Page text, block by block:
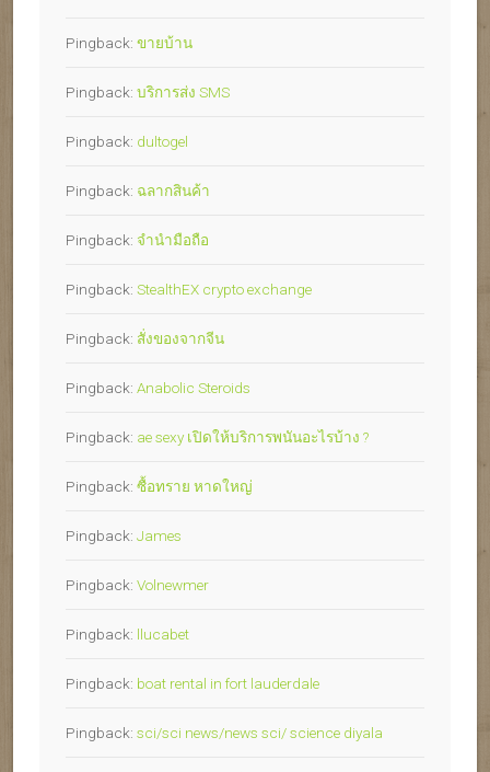
Pingback: ขายบ้าน
Pingback: บริการส่ง SMS
Pingback: dultogel
Pingback: ฉลากสินค้า
Pingback: จำนำมือถือ
Pingback: StealthEX crypto exchange
Pingback: สั่งของจากจีน
Pingback: Anabolic Steroids
Pingback: ae sexy เปิดให้บริการพนันอะไรบ้าง ?
Pingback: ซื้อทราย หาดใหญ่
Pingback: James
Pingback: Volnewmer
Pingback: llucabet
Pingback: boat rental in fort lauderdale
Pingback: sci/sci news/news sci/ science diyala